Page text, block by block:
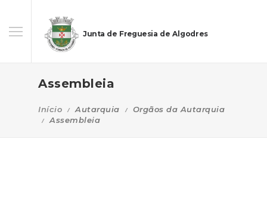
Junta de Freguesia de Algodres
Assembleia
Início Autarquia
Orgãos da Autarquia
Assembleia